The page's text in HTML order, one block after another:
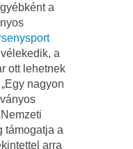
a
a
ott lehetnek
nagyon
támogatja a
arra